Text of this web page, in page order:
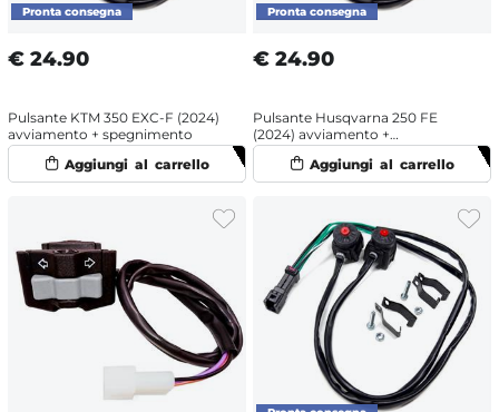
€ 24.90
Pulsante KTM 350 EXC-F (2024)
avviamento + spegnimento
€ 24.90
Pulsante Husqvarna 250 FE
(2024) avviamento +
spegnimento